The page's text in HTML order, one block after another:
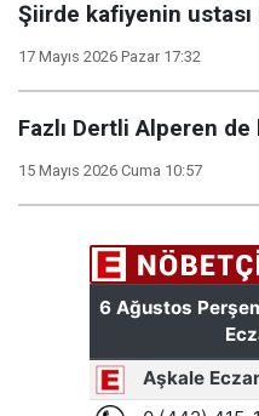
Şiirde kafiyenin ustası
17 Mayıs 2026 Pazar 17:32
Fazlı Dertli Alperen
15 Mayıs 2026 Cuma 10:57